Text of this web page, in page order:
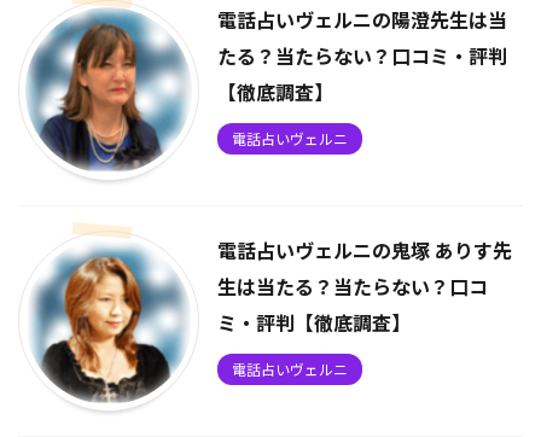
電話占いヴェルニの陽澄先生は当
たる？当たらない？口コミ・評判
【徹底調査】
電話占いヴェルニ
電話占いヴェルニの鬼塚 ありす先
生は当たる？当たらない？口コ
ミ・評判【徹底調査】
電話占いヴェルニ